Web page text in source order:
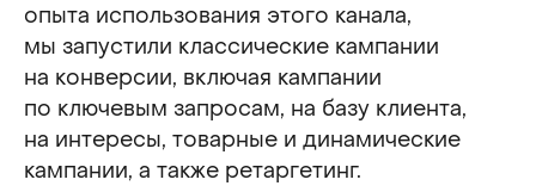
опыта использования этого канала,
мы запустили классические кампании
на конверсии, включая кампании
по ключевым запросам, на базу клиента,
на интересы, товарные и динамические
кампании, а также ретаргетинг.